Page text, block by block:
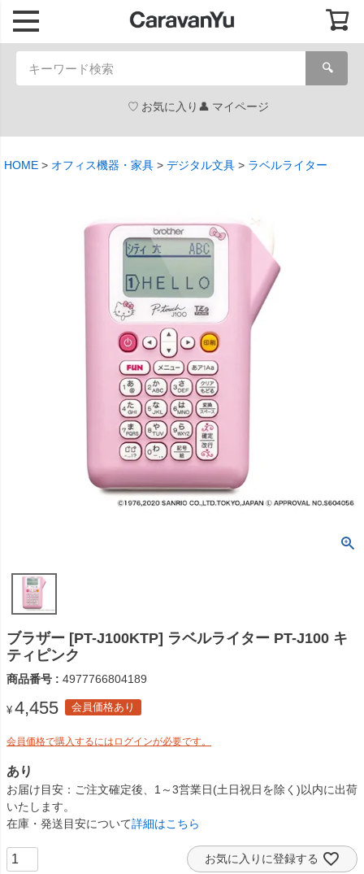
🔍
お気に入り マイページ
HOME オフィス機器・家具 デジタル文具 ラベルライター
ブラザー [PT-J100KTP] ラベルライター PT-J100 キ
ティピンク
商品番号 4977766804189
¥ 4,455 会員価格あり
会員価格で購入するにはログインが必要です。
あり
お届け目安
ご注文確定後、1～3営業日(土日祝日を除く)以内に出荷
いたします。
在庫・発送目安について詳細はこちら
お気に入りに登録する